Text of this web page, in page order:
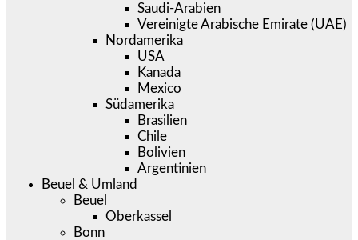
Saudi-Arabien
Vereinigte Arabische Emirate (UAE)
Nordamerika
USA
Kanada
Mexico
Südamerika
Brasilien
Chile
Bolivien
Argentinien
Beuel & Umland
Beuel
Oberkassel
Bonn